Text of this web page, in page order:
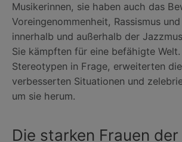
Musikerinnen, sie haben auch das
Voreingenommenheit, Rassismus
innerhalb und außerhalb der
Sie kämpften für eine befähigte
Stereotypen in Frage, erweiterten
verbesserten Situationen und
um sie herum.
Die starken Frauen der